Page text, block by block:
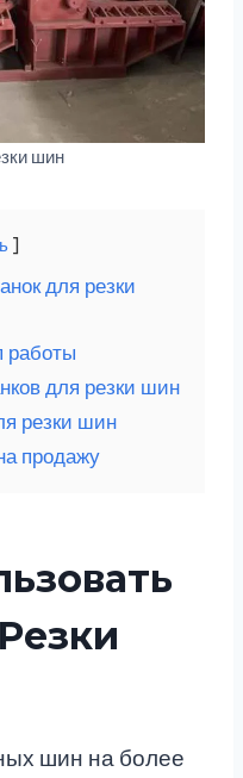
шин
для резки
работы
для резки шин
резки шин
продажу
шин на более